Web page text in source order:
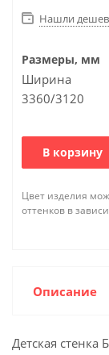
Нашли
Размеры, мм
Ширина
3360/3120
В корзину
Цвет изделия
оттенков в
Описание
Детская стенка